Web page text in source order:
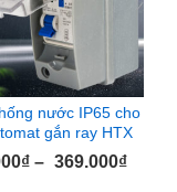
nước IP65 cho
gắn ray HTX
₫ – 369.000₫